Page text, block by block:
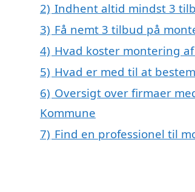
2) Indhent altid mindst 3
3) Få nemt 3 tilbud på
4) Hvad koster montering
5) Hvad er med til at
6) Oversigt over firmaer
Kommune
7) Find en professionel til